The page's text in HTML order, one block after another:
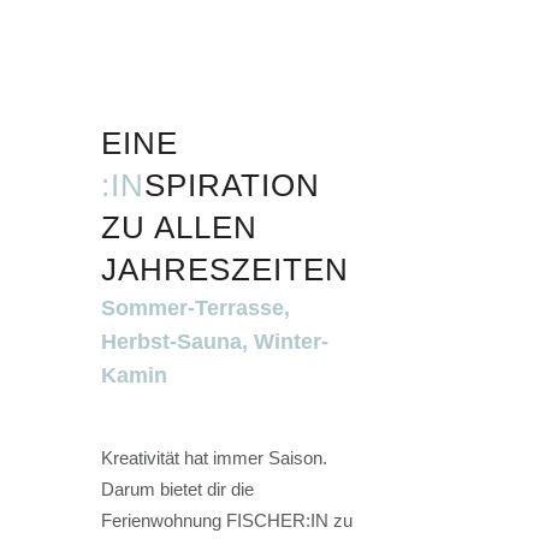
EINE
:INSPIRATION
ZU ALLEN
JAHRES­ZEITEN
Sommer-Terrasse,
Herbst-Sauna, Winter-
Kamin
Kreativität hat immer Saison.
Darum bietet dir die
Ferienwohnung FISCHER:IN zu